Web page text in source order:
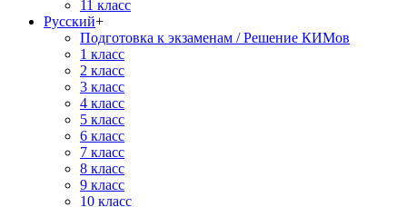
11 класс
Русский+
Подготовка к экзаменам / Решение КИМов
1 класс
2 класс
3 класс
4 класс
5 класс
6 класс
7 класс
8 класс
9 класс
10 класс